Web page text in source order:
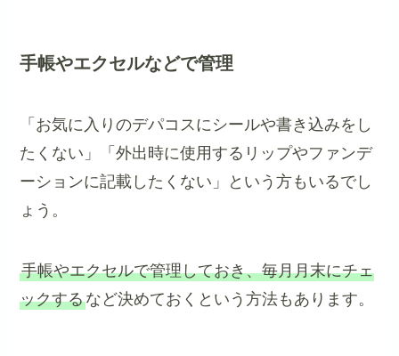
手帳やエクセルなどで管理
「お気に入りのデパコスにシールや書き込みをし
たくない」「外出時に使用するリップやファンデ
ーションに記載したくない」という方もいるでし
ょう。
手帳やエクセルで管理しておき、毎月月末にチェ
ックするなど決めておくという方法もあります。